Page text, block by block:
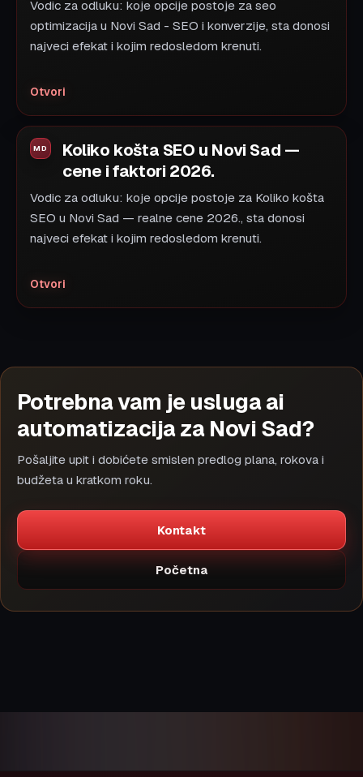
Vodic za odluku: koje opcije postoje za seo
optimizacija u Novi Sad - SEO i konverzije, sta donosi
najveci efekat i kojim redosledom krenuti.
Otvori
Koliko košta SEO u Novi Sad —
cene i faktori 2026.
Vodic za odluku: koje opcije postoje za Koliko košta
SEO u Novi Sad — realne cene 2026., sta donosi
najveci efekat i kojim redosledom krenuti.
Otvori
Potrebna vam je usluga ai
automatizacija za Novi Sad?
Pošaljite upit i dobićete smislen predlog plana, rokova i
budžeta u kratkom roku.
Kontakt
Početna